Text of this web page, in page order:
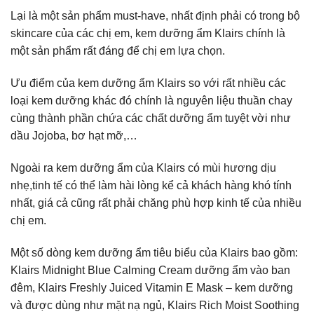
Lại là một sản phẩm must-have, nhất định phải có trong bộ
skincare của các chị em, kem dưỡng ẩm Klairs chính là
một sản phẩm rất đáng để chị em lựa chọn.
Ưu điểm của kem dưỡng ẩm Klairs so với rất nhiều các
loại kem dưỡng khác đó chính là nguyên liệu thuần chay
cùng thành phần chứa các chất dưỡng ẩm tuyệt vời như
dầu Jojoba, bơ hạt mỡ,…
Ngoài ra kem dưỡng ẩm của Klairs có mùi hương dịu
nhẹ,tinh tế có thể làm hài lòng kể cả khách hàng khó tính
nhất, giá cả cũng rất phải chăng phù hợp kinh tế của nhiều
chị em.
Một số dòng kem dưỡng ẩm tiêu biểu của Klairs bao gồm:
Klairs Midnight Blue Calming Cream dưỡng ẩm vào ban
đêm, Klairs Freshly Juiced Vitamin E Mask – kem dưỡng
và được dùng như mặt nạ ngủ, Klairs Rich Moist Soothing